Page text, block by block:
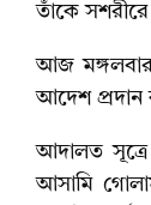
তাঁকে সশরীরে
আজ
আদেশ প্রদান
আদালত সূত্রে
আসামি